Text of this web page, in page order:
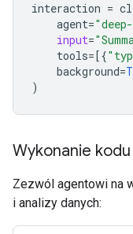
interaction =
agent=
input=
tools=[{
background=
)
Wykonanie kodu
Zezwól agentowi na
i analizy danych: